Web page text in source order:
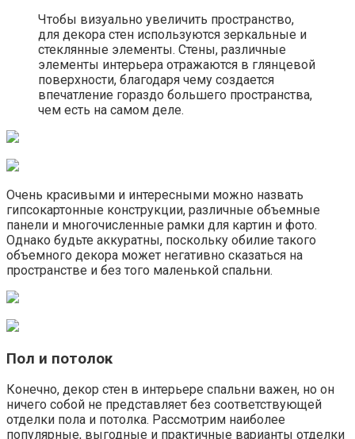
Чтобы визуально увеличить пространство,
для декора стен используются зеркальные и
стеклянные элементы. Стены, различные
элементы интерьера отражаются в глянцевой
поверхности, благодаря чему создается
впечатление гораздо большего пространства,
чем есть на самом деле.
Очень красивыми и интересными можно назвать
гипсокартонные конструкции, различные объемные
панели и многочисленные рамки для картин и фото.
Однако будьте аккуратны, поскольку обилие такого
объемного декора может негативно сказаться на
пространстве и без того маленькой спальни.
Пол и потолок
Конечно, декор стен в интерьере спальни важен, но он
ничего собой не представляет без соответствующей
отделки пола и потолка. Рассмотрим наиболее
популярные, выгодные и практичные варианты отделки